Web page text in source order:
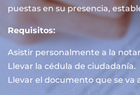
puestas en su presencia,
Requisitos:
Asistir personalmente a la
Llevar la cédula de ciudadanía.
Llevar el documento que se va